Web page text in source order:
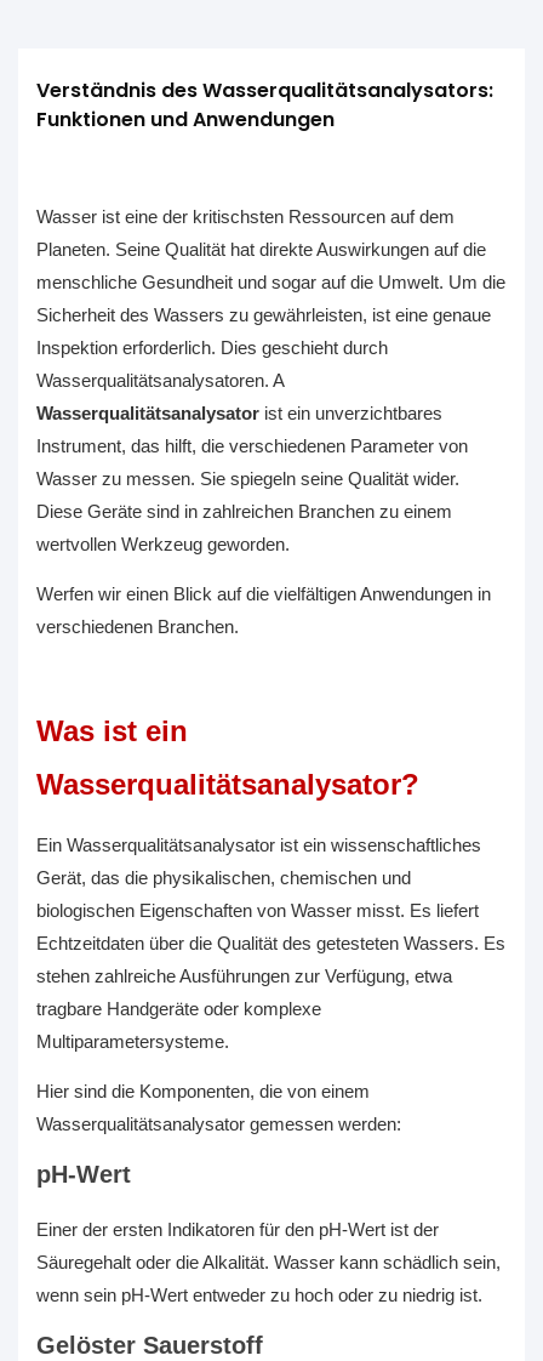
Verständnis des Wasserqualitätsanalysators:
Funktionen und Anwendungen
Wasser ist eine der kritischsten Ressourcen auf dem
Planeten. Seine Qualität hat direkte Auswirkungen auf die
menschliche Gesundheit und sogar auf die Umwelt. Um die
Sicherheit des Wassers zu gewährleisten, ist eine genaue
Inspektion erforderlich. Dies geschieht durch
Wasserqualitätsanalysatoren. A
Wasserqualitätsanalysator ist ein unverzichtbares
Instrument, das hilft, die verschiedenen Parameter von
Wasser zu messen. Sie spiegeln seine Qualität wider.
Diese Geräte sind in zahlreichen Branchen zu einem
wertvollen Werkzeug geworden.
Werfen wir einen Blick auf die vielfältigen Anwendungen in
verschiedenen Branchen.
Was ist ein
Wasserqualitätsanalysator?
Ein Wasserqualitätsanalysator ist ein wissenschaftliches
Gerät, das die physikalischen, chemischen und
biologischen Eigenschaften von Wasser misst. Es liefert
Echtzeitdaten über die Qualität des getesteten Wassers. Es
stehen zahlreiche Ausführungen zur Verfügung, etwa
tragbare Handgeräte oder komplexe
Multiparametersysteme.
Hier sind die Komponenten, die von einem
Wasserqualitätsanalysator gemessen werden:
pH-Wert
Einer der ersten Indikatoren für den pH-Wert ist der
Säuregehalt oder die Alkalität. Wasser kann schädlich sein,
wenn sein pH-Wert entweder zu hoch oder zu niedrig ist.
Gelöster Sauerstoff